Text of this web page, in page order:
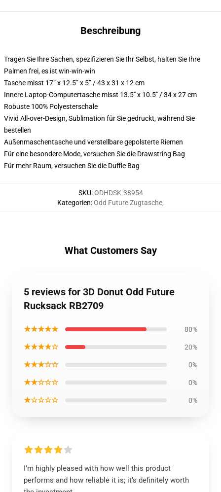
Beschreibung
Tragen Sie Ihre Sachen, spezifizieren Sie Ihr Selbst, halten Sie Ihre
Palmen frei, es ist win-win-win
Tasche misst 17” x 12.5” x 5” / 43 x 31 x 12 cm
Innere Laptop-Computertasche misst 13.5" x 10.5" / 34 x 27 cm
Robuste 100% Polyesterschale
Vivid All-over-Design, Sublimation für Sie gedruckt, während Sie
bestellen
Außenmaschentasche und verstellbare gepolsterte Riemen
Für eine besondere Mode, versuchen Sie die Drawstring Bag
Für mehr Raum, versuchen Sie die Duffle Bag
SKU:ODHDSK-38954
Kategorien:Odd Future Zugtasche,
What Customers Say
5 reviews for 3D Donut Odd Future
Rucksack RB2709
★★★★★ 80%
★★★★☆ 20%
★★★☆☆ 0%
★★☆☆☆ 0%
★☆☆☆☆ 0%
I’m highly pleased with how well this product
performs and how reliable it is; it’s definitely worth